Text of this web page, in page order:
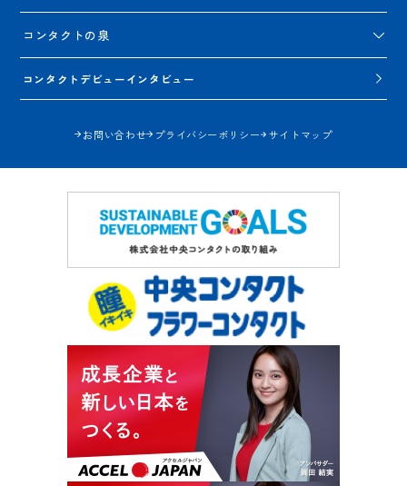
コンタクトの泉
コンタクトデビューインタビュー
お問い合わせ プライバシーポリシー サイトマップ